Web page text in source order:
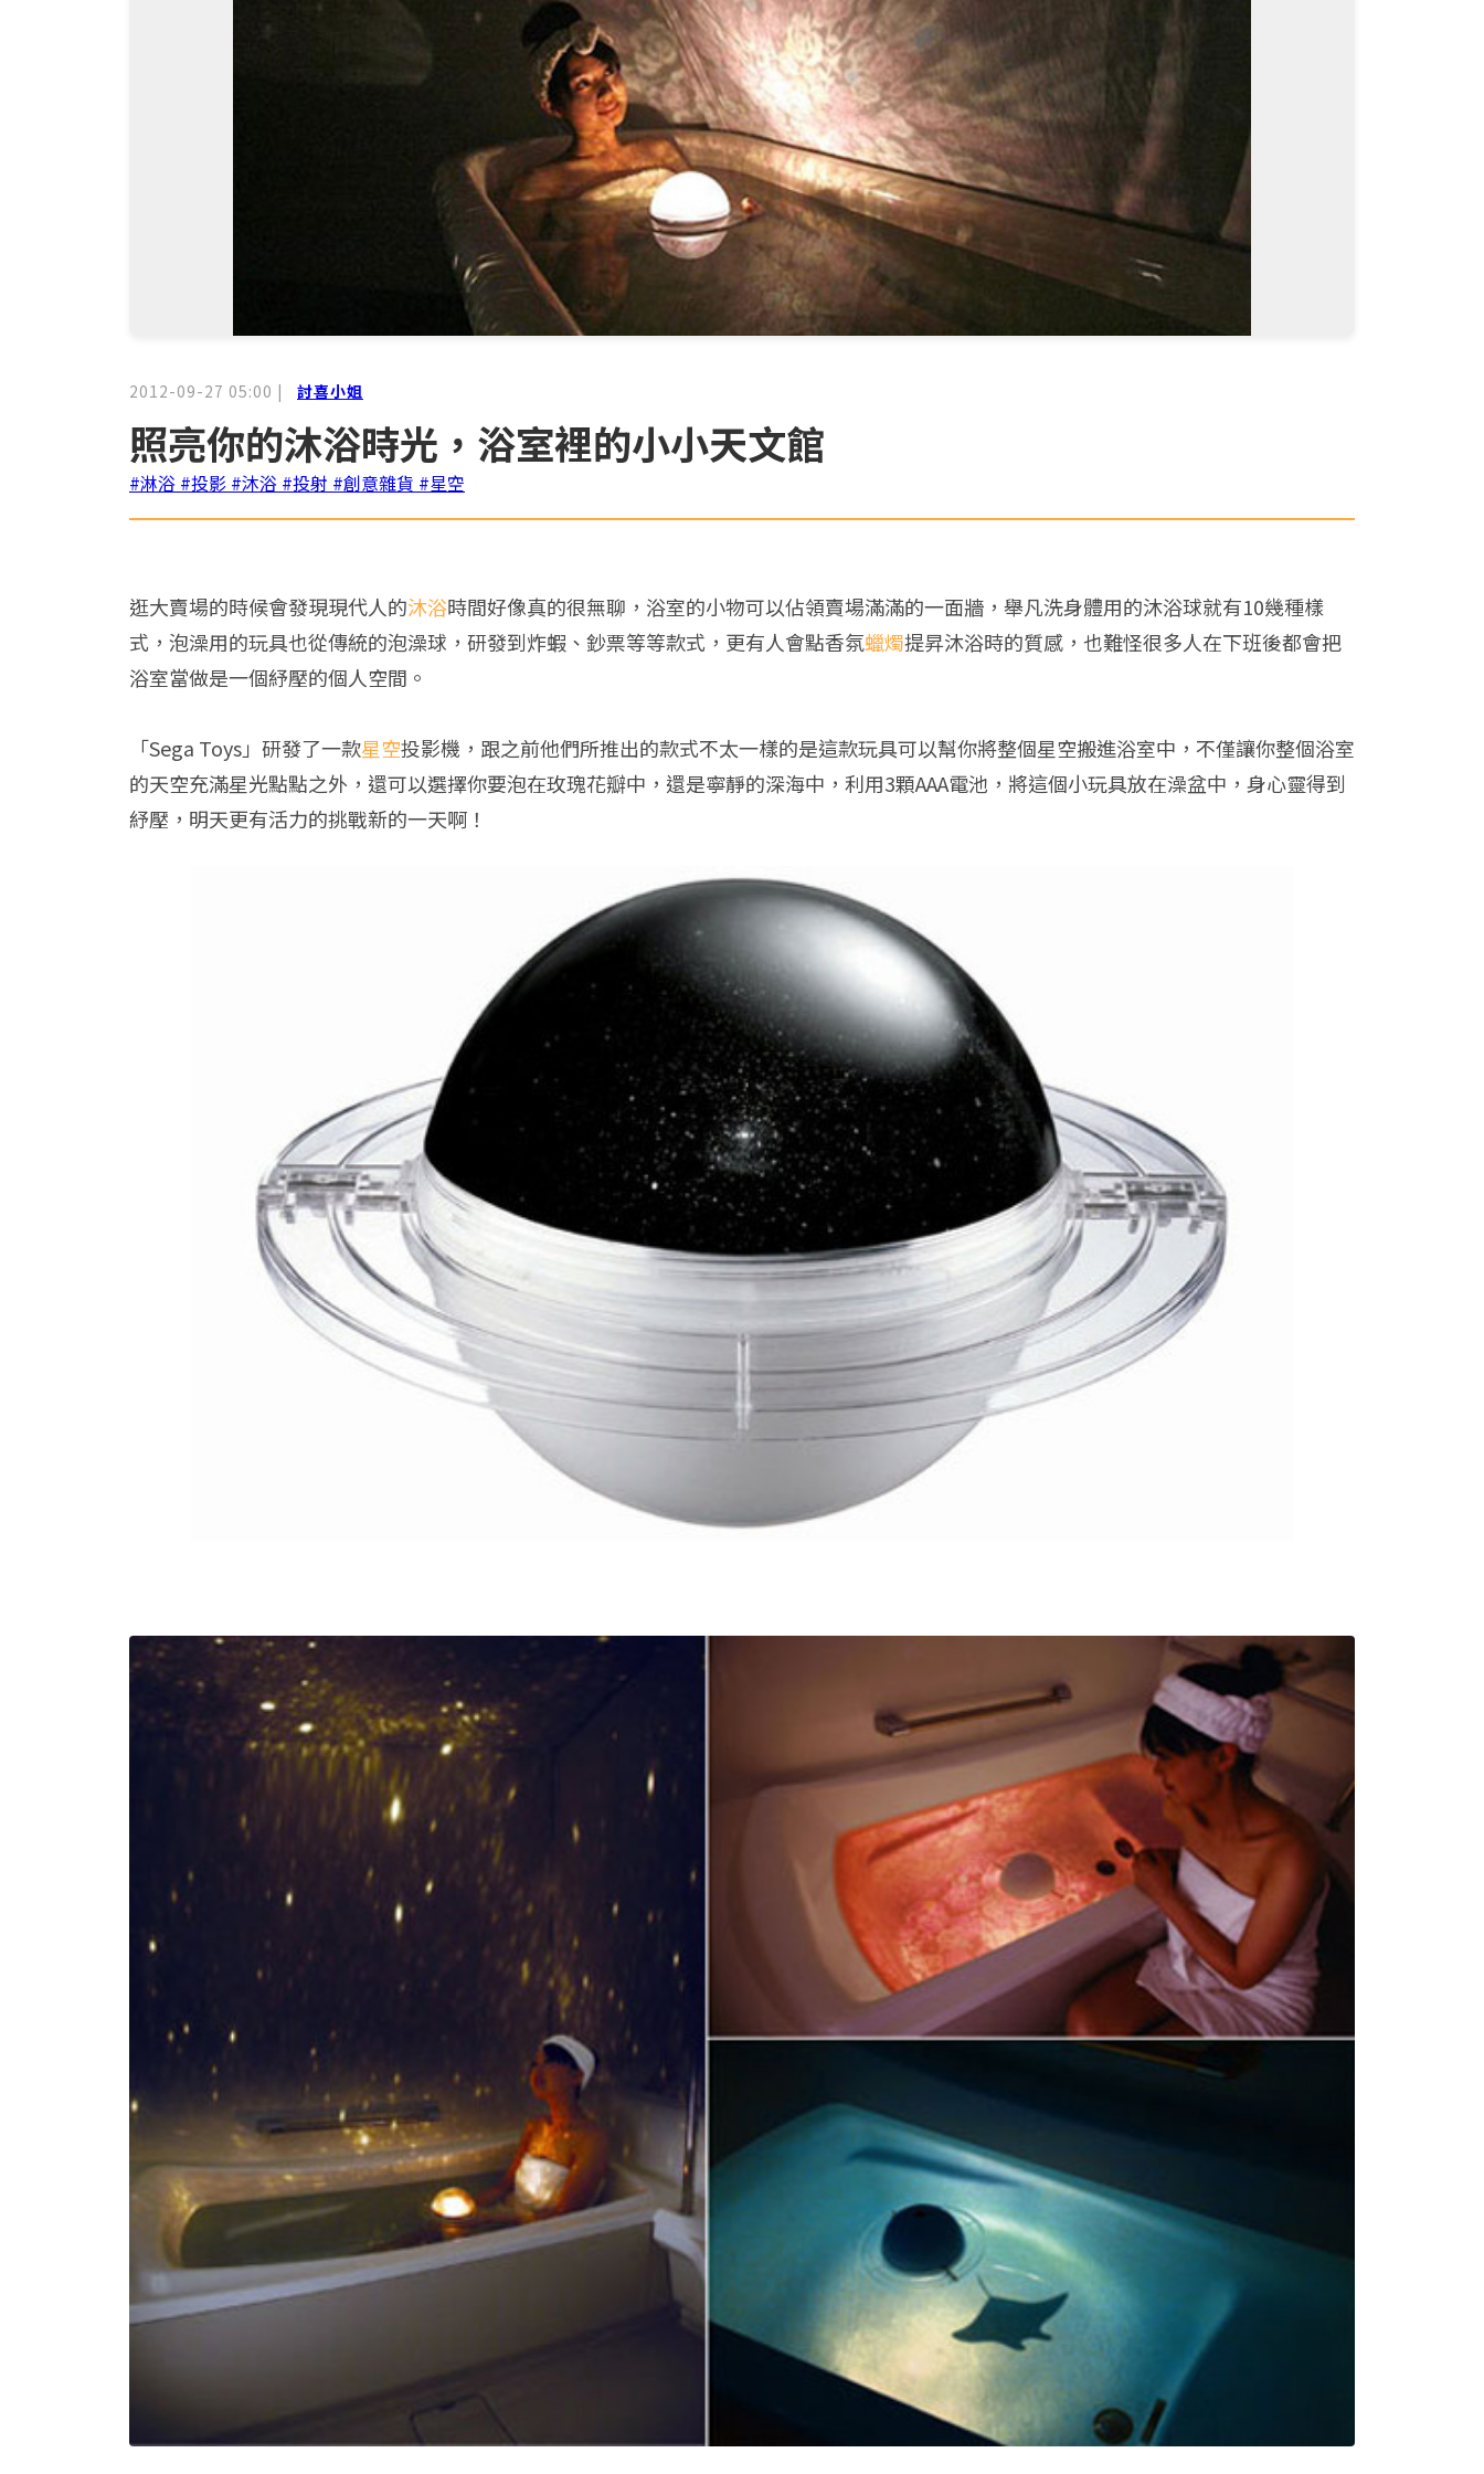
2012-09-27 05:00 | 討喜小姐
照亮你的沐浴時光，浴室裡的小小天文館
#淋浴 #投影 #沐浴 #投射 #創意雜貨 #星空
逛大賣場的時候會發現現代人的沐浴時間好像真的很無聊，浴室的小物可以佔領賣場滿滿的一面牆，舉凡洗身體用的沐浴球就有10幾種樣
式，泡澡用的玩具也從傳統的泡澡球，研發到炸蝦、鈔票等等款式，更有人會點香氛蠟燭提昇沐浴時的質感，也難怪很多人在下班後都會把
浴室當做是一個紓壓的個人空間。
「Sega Toys」研發了一款星空投影機，跟之前他們所推出的款式不太一樣的是這款玩具可以幫你將整個星空搬進浴室中，不僅讓你整個浴室
的天空充滿星光點點之外，還可以選擇你要泡在玫瑰花瓣中，還是寧靜的深海中，利用3顆AAA電池，將這個小玩具放在澡盆中，身心靈得到
紓壓，明天更有活力的挑戰新的一天啊！